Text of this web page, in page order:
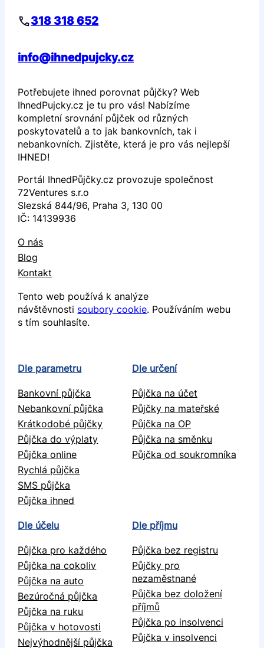
318 318 652
info@ihnedpujcky.cz
Potřebujete ihned porovnat půjčky? Web
IhnedPujcky.cz je tu pro vás! Nabízíme
kompletní srovnání půjček od různých
poskytovatelů a to jak bankovních, tak i
nebankovních. Zjistěte, která je pro vás nejlepší
IHNED!
Portál IhnedPůjčky.cz provozuje společnost
72Ventures s.r.o
Slezská 844/96, Praha 3, 130 00
IČ: 14139936
O nás
Blog
Kontakt
Tento web používá k analýze
návštěvnosti soubory cookie. Používáním webu
s tím souhlasíte.
Dle parametru
Bankovní půjčka
Nebankovní půjčka
Krátkodobé půjčky
Půjčka do výplaty
Půjčka online
Rychlá půjčka
SMS půjčka
Půjčka ihned
Dle určení
Půjčka na účet
Půjčky na mateřské
Půjčka na OP
Půjčka na směnku
Půjčka od soukromníka
Dle účelu
Půjčka pro každého
Půjčka na cokoliv
Půjčka na auto
Bezúročná půjčka
Půjčka na ruku
Půjčka v hotovosti
Nejvýhodnější půjčka
Dle příjmu
Půjčka bez registru
Půjčky pro
nezaměstnané
Půjčka bez doložení
příjmů
Půjčka po insolvenci
Půjčka v insolvenci